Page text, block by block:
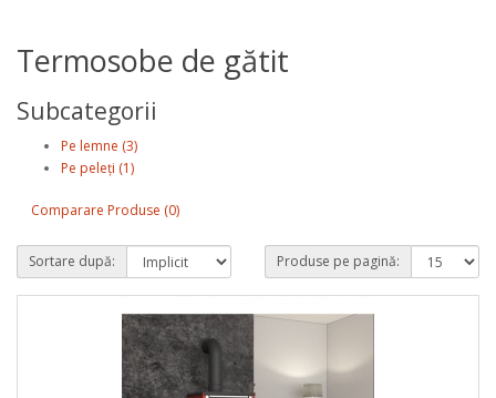
Termosobe de gătit
Subcategorii
Pe lemne (3)
Pe peleți (1)
Comparare Produse (0)
Sortare după: Produse pe pagină: